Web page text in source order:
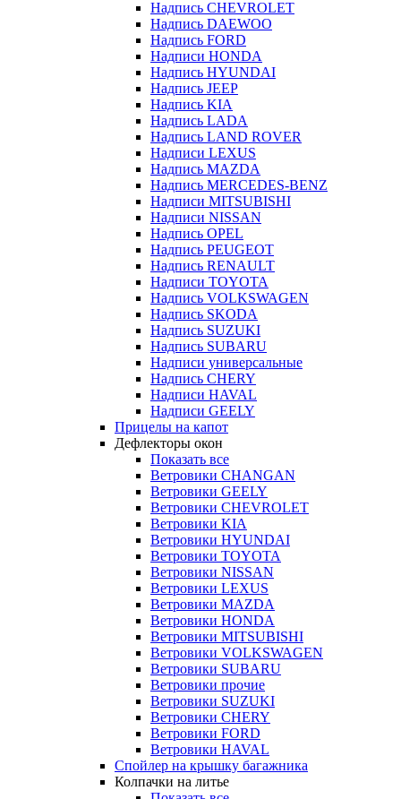
Надпись CHEVROLET
Надпись DAEWOO
Надпись FORD
Надписи HONDA
Надпись HYUNDAI
Надпись JEEP
Надпись KIA
Надпись LADA
Надпись LAND ROVER
Надписи LEXUS
Надпись MAZDA
Надпись MERCEDES-BENZ
Надписи MITSUBISHI
Надписи NISSAN
Надпись OPEL
Надпись PEUGEOT
Надпись RENAULT
Надписи TOYOTA
Надпись VOLKSWAGEN
Надпись SKODA
Надпись SUZUKI
Надпись SUBARU
Надписи универсальные
Надпись CHERY
Надписи HAVAL
Надписи GEELY
Прицелы на капот
Дефлекторы окон
Показать все
Ветровики CHANGAN
Ветровики GEELY
Ветровики CHEVROLET
Ветровики KIA
Ветровики HYUNDAI
Ветровики TOYOTA
Ветровики NISSAN
Ветровики LEXUS
Ветровики MAZDA
Ветровики HONDA
Ветровики MITSUBISHI
Ветровики VOLKSWAGEN
Ветровики SUBARU
Ветровики прочие
Ветровики SUZUKI
Ветровики CHERY
Ветровики FORD
Ветровики HAVAL
Спойлер на крышку багажника
Колпачки на литье